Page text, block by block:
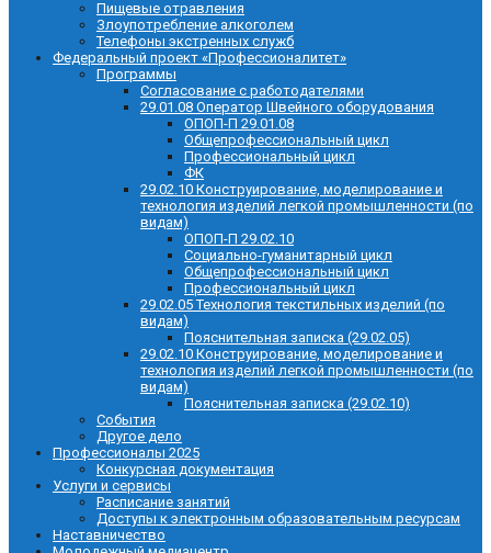
Пищевые отравления
Злоупотребление алкоголем
Телефоны экстренных служб
Федеральный проект «Профессионалитет»
Программы
Согласование с работодателями
29.01.08 Оператор Швейного оборудования
ОПОП-П 29.01.08
Общепрофессиональный цикл
Профессиональный цикл
ФК
29.02.10 Конструирование, моделирование и
технология изделий легкой промышленности (по
видам)
ОПОП-П 29.02.10
Социально-гуманитарный цикл
Общепрофессиональный цикл
Профессиональный цикл
29.02.05 Технология текстильных изделий (по
видам)
Пояснительная записка (29.02.05)
29.02.10 Конструирование, моделирование и
технология изделий легкой промышленности (по
видам)
Пояснительная записка (29.02.10)
События
Другое дело
Профессионалы 2025
Конкурсная документация
Услуги и сервисы
Расписание занятий
Доступы к электронным образовательным ресурсам
Наставничество